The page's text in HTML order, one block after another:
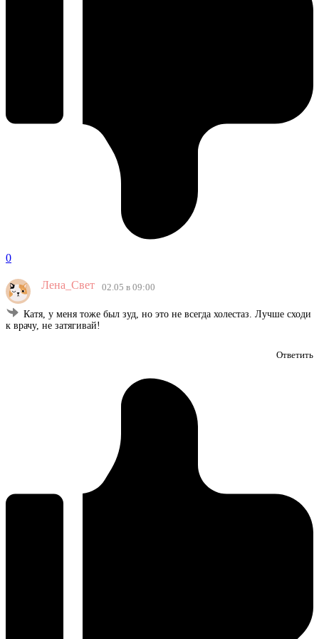
0
Лена_Свет 02.05 в 09:00
Катя, у меня тоже был зуд, но это не всегда холестаз. Лучше сходи
к врачу, не затягивай!
Ответить